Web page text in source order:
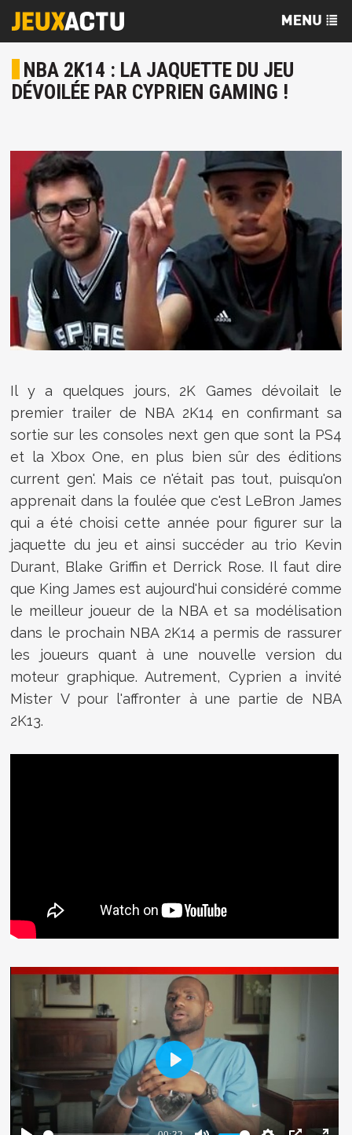
NBA 2K14 : LA JAQUETTE DU JEU
DÉVOILÉE PAR CYPRIEN GAMING !
Il y a quelques jours, 2K Games dévoilait le
premier trailer de NBA 2K14 en confirmant sa
sortie sur les consoles next gen que sont la PS4
et la Xbox One, en plus bien sûr des éditions
current gen'. Mais ce n'était pas tout, puisqu'on
apprenait dans la foulée que c'est LeBron James
qui a été choisi cette année pour figurer sur la
jaquette du jeu et ainsi succéder au trio Kevin
Durant, Blake Griffin et Derrick Rose. Il faut dire
que King James est aujourd'hui considéré comme
le meilleur joueur de la NBA et sa modélisation
dans le prochain NBA 2K14 a permis de rassurer
les joueurs quant à une nouvelle version du
moteur graphique. Autrement, Cyprien a invité
Mister V pour l'affronter à une partie de NBA
2K13.